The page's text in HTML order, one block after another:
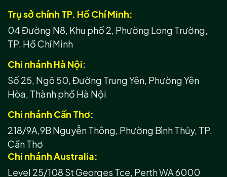
Trụ sở chính TP. Hồ Chí Minh:
04 Đường N8, Khu phố 2, Phường Long Trường,
TP. Hồ Chí Minh
Chi nhánh Hà Nội:
Số 25, Ngõ 50, Đường Trung Yên, Phường Yên
Hòa, Thành phố Hà Nội
Chi nhánh Cần Thơ:
218/9A,9B Nguyễn Thông, Phường Bình Thủy, TP.
Cần Thơ
Chi nhánh Australia:
Level 25/108 St Georges Tce, Perth WA 6000